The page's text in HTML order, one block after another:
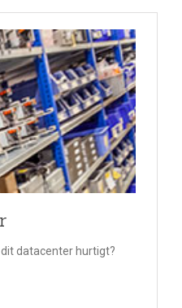
datacenter hurtigt?